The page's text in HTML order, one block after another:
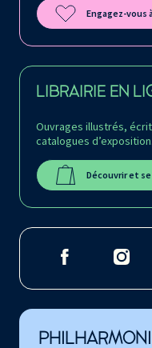
Engagez-vous
LIBRAIRIE EN
Ouvrages illustrés,
catalogues
Découvrir et